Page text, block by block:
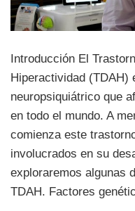
Introducción El
Hiperactividad (TDAH)
neuropsiquiátrico que
en todo el mundo. A
comienza este
involucrados en su
exploraremos algunas
TDAH. Factores